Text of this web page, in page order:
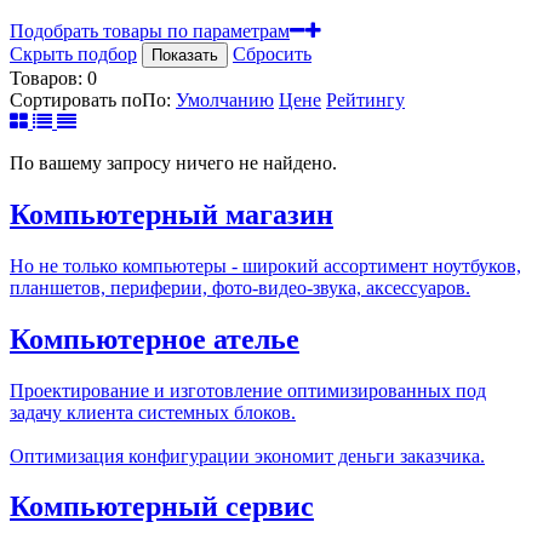
Подобрать товары по параметрам
Скрыть подбор
Показать
Сбросить
Товаров: 0
Сортировать поПо: Умолчанию Цене Рейтингу
По вашему запросу ничего не найдено.
Компьютерный магазин
Но не только компьютеры - широкий ассортимент ноутбуков,
планшетов, периферии, фото-видео-звука, аксессуаров.
Компьютерное ателье
Проектирование и изготовление оптимизированных под
задачу клиента системных блоков.
Оптимизация конфигурации экономит деньги заказчика.
Компьютерный сервис